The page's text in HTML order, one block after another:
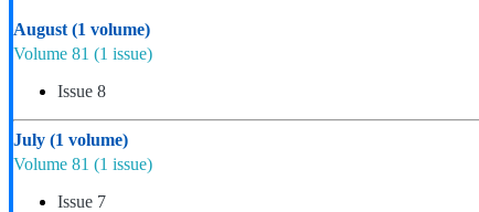
August (1 volume)
Volume 81 (1 issue)
Issue 8
July (1 volume)
Volume 81 (1 issue)
Issue 7